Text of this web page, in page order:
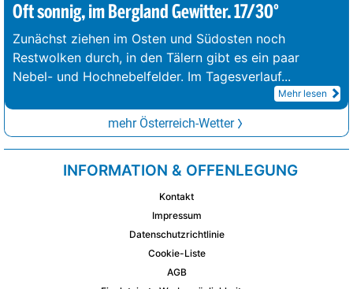
Oft sonnig, im Bergland Gewitter. 17/30°
Zunächst ziehen im Osten und Südosten noch
Restwolken durch, in den Tälern gibt es ein paar
Nebel- und Hochnebelfelder. Im Tagesverlauf...
Mehr lesen
mehr Österreich-Wetter
INFORMATION & OFFENLEGUNG
Kontakt
Impressum
Datenschutzrichtlinie
Cookie-Liste
AGB